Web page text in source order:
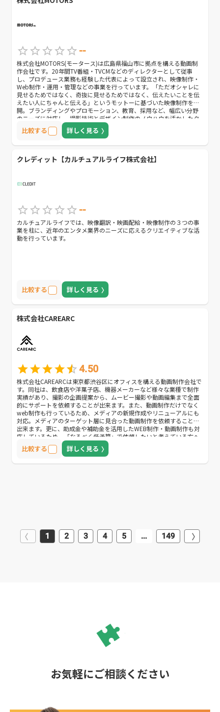
--
株式会社MOTORS(モータース)は広島県福山市に拠点を構える動画制
作会社です。20年間TV番組・TVCMなどのディレクターとして従事
し、プロデュース業務も経験した代表によって設立され、映像制作・
Web制作・運用・管理などの事業を行っています。「ただオシャレに
見せるためではなく、奇抜に見せるためではなく、伝えたいことを伝
えたい人にちゃんと伝える」というモットーに基づいた映像制作を展
開。ブランディングやプロモーション、教育、採用など、幅広い分野
のニーズに対応し、撮影技術とデザイン制作のノウハウを活かしたク
オリティーの高いオリジナルコンテンツを提案しています。優れた技
術力と企画力を持ちながらも常にクライアント目線に立つことを忘れ
就労や自立を促す動画Webサービス「障⇔障継承プログラム」を独自
に運営しており、Web制作や運用などにも精通しています。
比較する 詳しく見る
クレディット【カルチュアルライフ株式会社】
--
カルチュアルライフでは、映像翻訳・映画配給・映像制作の３つの事
業を柱に、近年のエンタメ業界のニーズに応えるクリエイティブな活
動を行っています。
比較する 詳しく見る
株式会社CAREARC
4.50
株式会社CAREARCは東京都渋谷区にオフィスを構える動画制作会社で
す。同社は、飲食店や洋菓子店、機器メーカーなど様々な業種で制作
実績があり、撮影の企画提案から、ムービー撮影や動画編集まで全面
的にサポートを依頼することが出来ます。また、動画制作だけでなく
web制作も行っているため、メディアの新規作成やリニューアルにも
対応。メディアのターゲット層に見合った動画制作を依頼することが
出来ます。更に、助成金や補助金を活用したWEB制作・動画制作も対
応しているため、「なるべく低予算」で依頼したいと考えている方へ
おすすめな企業です。
比較する 詳しく見る
1 2 3 4 5 ... 149
お気軽にご相談ください